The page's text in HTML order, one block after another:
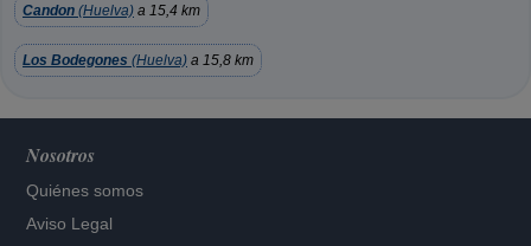
Candon (Huelva) a 15,4 km
Los Bodegones (Huelva) a 15,8 km
Nosotros
Quiénes somos
Aviso Legal